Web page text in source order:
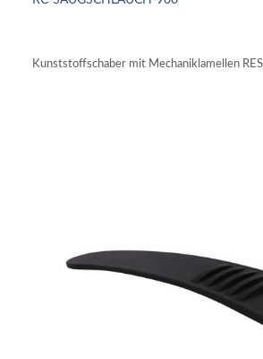
Kunststoffschaber mit Mechaniklamellen